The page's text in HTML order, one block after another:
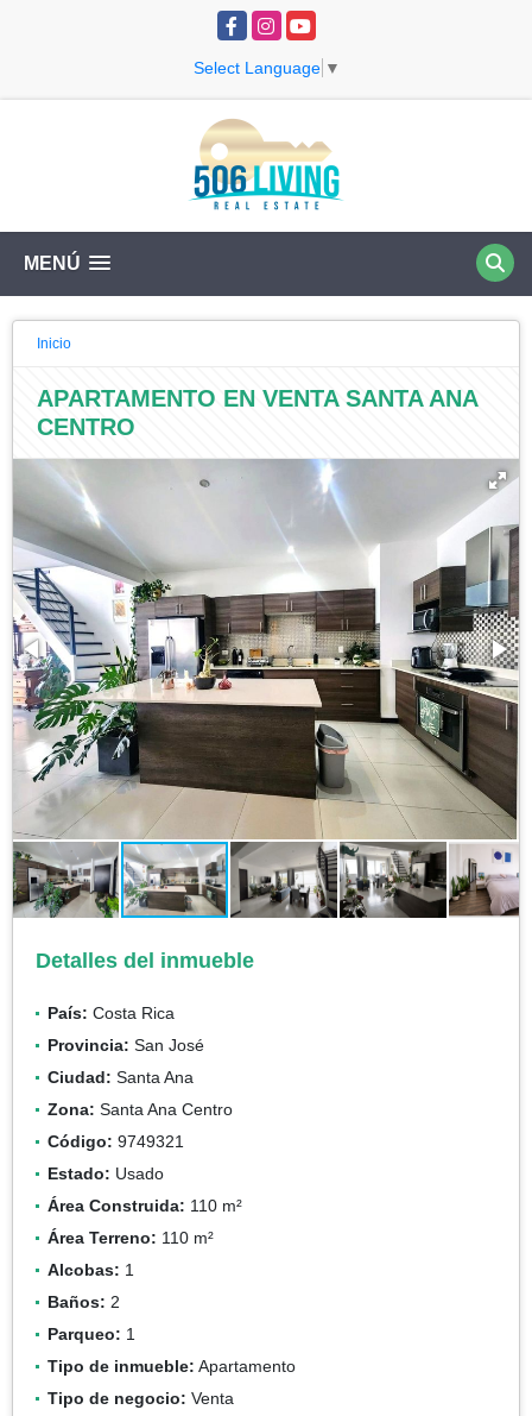
Facebook
InstagramYouTube
Select Language ▼
MENÚ
Inicio
APARTAMENTO EN VENTA SANTA ANA
CENTRO
Detalles del inmueble
País: Costa Rica
Provincia: San José
Ciudad: Santa Ana
Zona: Santa Ana Centro
Código: 9749321
Estado: Usado
Área Construida: 110 m²
Área Terreno: 110 m²
Alcobas: 1
Baños: 2
Parqueo: 1
Tipo de inmueble: Apartamento
Tipo de negocio: Venta